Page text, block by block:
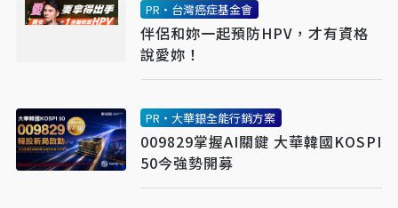
PR・台灣癌症基金會
伴侶和妳一起預防HPV，才有資格
說愛妳！
PR・大華銀全能行銷方案
009829掌握AI關鍵 大華韓國KOSPI
50今強勢開募